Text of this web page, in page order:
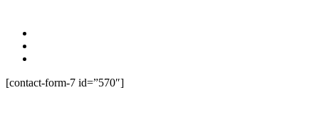
[contact-form-7 id=”570″]